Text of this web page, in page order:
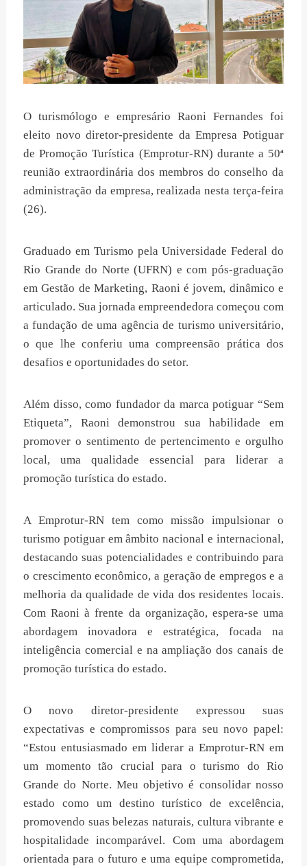
O turismólogo e empresário Raoni Fernandes foi
eleito novo diretor-presidente da Empresa Potiguar
de Promoção Turística (Emprotur-RN) durante a 50ª
reunião extraordinária dos membros do conselho da
administração da empresa, realizada nesta terça-feira
(26).
Graduado em Turismo pela Universidade Federal do
Rio Grande do Norte (UFRN) e com pós-graduação
em Gestão de Marketing, Raoni é jovem, dinâmico e
articulado. Sua jornada empreendedora começou com
a fundação de uma agência de turismo universitário,
o que lhe conferiu uma compreensão prática dos
desafios e oportunidades do setor.
Além disso, como fundador da marca potiguar “Sem
Etiqueta”, Raoni demonstrou sua habilidade em
promover o sentimento de pertencimento e orgulho
local, uma qualidade essencial para liderar a
promoção turística do estado.
A Emprotur-RN tem como missão impulsionar o
turismo potiguar em âmbito nacional e internacional,
destacando suas potencialidades e contribuindo para
o crescimento econômico, a geração de empregos e a
melhoria da qualidade de vida dos residentes locais.
Com Raoni à frente da organização, espera-se uma
abordagem inovadora e estratégica, focada na
inteligência comercial e na ampliação dos canais de
promoção turística do estado.
O novo diretor-presidente expressou suas
expectativas e compromissos para seu novo papel:
“Estou entusiasmado em liderar a Emprotur-RN em
um momento tão crucial para o turismo do Rio
Grande do Norte. Meu objetivo é consolidar nosso
estado como um destino turístico de excelência,
promovendo suas belezas naturais, cultura vibrante e
hospitalidade incomparável. Com uma abordagem
orientada para o futuro e uma equipe comprometida,